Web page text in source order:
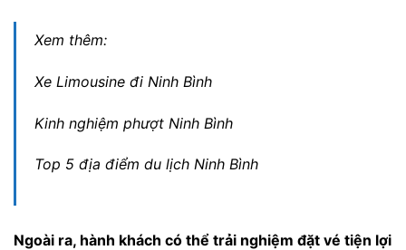
Xem thêm:
Xe Limousine đi Ninh Bình
Kinh nghiệm phượt Ninh Bình
Top 5 địa điểm du lịch Ninh Bình
Ngoài ra, hành khách có thể trải nghiệm đặt vé tiện lợi